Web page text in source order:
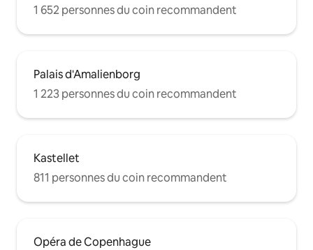
1 652 personnes du coin recommandent
Palais d'Amalienborg
1 223 personnes du coin recommandent
Kastellet
811 personnes du coin recommandent
Opéra de Copenhague